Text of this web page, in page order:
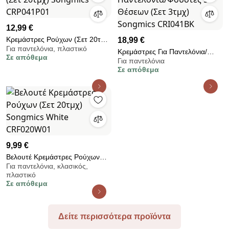
12,99 €
Κρεμάστρες Ρούχων (Σετ 20τμχ)
Songmics CRP041P01
Για παντελόνια, πλαστικό
Σε απόθεμα
18,99 €
Κρεμάστρες Για Παντελόνια/
Φούστες 5 Θέσεων (Σετ 3τμχ)
Songmics CRI041BK
Για παντελόνια
Σε απόθεμα
9,99 €
Βελουτέ Κρεμάστρες Ρούχων
(Σετ 20τμχ) Songmics White
CRF020W01
Για παντελόνια, κλασικός,
πλαστικό
Σε απόθεμα
Δείτε περισσότερα προϊόντα